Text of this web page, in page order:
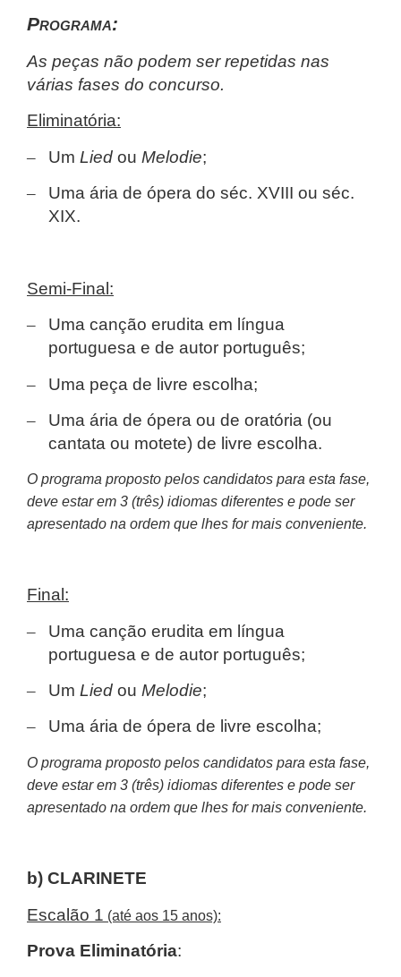
Programa:
As peças não podem ser repetidas nas
várias fases do concurso.
Eliminatória:
–
Um Lied ou Melodie;
–
Uma ária de ópera do séc. XVIII ou séc.
XIX.
Semi-Final:
–
Uma canção erudita em língua
portuguesa e de autor português;
–
Uma peça de livre escolha;
–
Uma ária de ópera ou de oratória (ou
cantata ou motete) de livre escolha.
O programa proposto pelos candidatos para esta fase,
deve estar em 3 (três) idiomas diferentes e pode ser
apresentado na ordem que lhes for mais conveniente.
Final:
–
Uma canção erudita em língua
portuguesa e de autor português;
–
Um Lied ou Melodie;
–
Uma ária de ópera de livre escolha;
O programa proposto pelos candidatos para esta fase,
deve estar em 3 (três) idiomas diferentes e pode ser
apresentado na ordem que lhes for mais conveniente.
b) CLARINETE
Escalão 1 (até aos 15 anos):
Prova Eliminatória: